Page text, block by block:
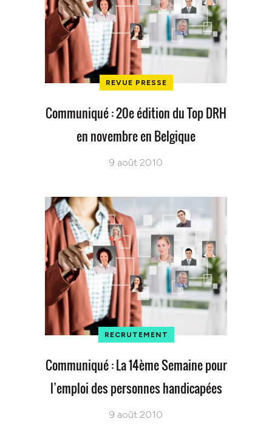
REVUE PRESSE
Communiqué : 20e édition du Top DRH
en novembre en Belgique
9 août 2010
RECRUTEMENT
Communiqué : La 14ème Semaine pour
l’emploi des personnes handicapées
9 août 2010